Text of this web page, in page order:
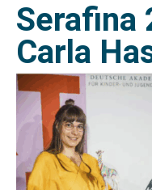
Serafina
Carla